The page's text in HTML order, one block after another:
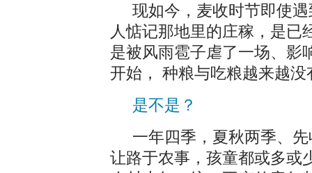
现如今，麦收时节即使
人惦记那地里的庄稼，是已
是被风雨雹子虐了一场、影
开始， 种粮与吃粮越来越没
是不是？
一年四季，夏秋两季、
让路于农事，孩童都或多或